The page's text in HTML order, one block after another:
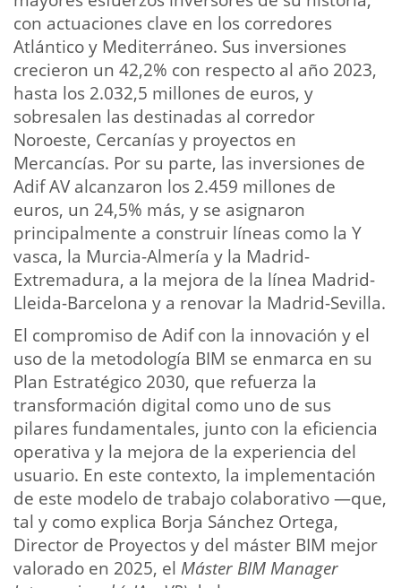
con actuaciones clave en los corredores
Atlántico y Mediterráneo. Sus inversiones
crecieron un 42,2% con respecto al año 2023,
hasta los 2.032,5 millones de euros, y
sobresalen las destinadas al corredor
Noroeste, Cercanías y proyectos en
Mercancías. Por su parte, las inversiones de
Adif AV alcanzaron los 2.459 millones de
euros, un 24,5% más, y se asignaron
principalmente a construir líneas como la Y
vasca, la Murcia-Almería y la Madrid-
Extremadura, a la mejora de la línea Madrid-
Lleida-Barcelona y a renovar la Madrid-Sevilla.
El compromiso de Adif con la innovación y el
uso de la metodología BIM se enmarca en su
Plan Estratégico 2030, que refuerza la
transformación digital como uno de sus
pilares fundamentales, junto con la eficiencia
operativa y la mejora de la experiencia del
usuario. En este contexto, la implementación
de este modelo de trabajo colaborativo —que,
tal y como explica Borja Sánchez Ortega,
Director de Proyectos y del máster BIM mejor
valorado en 2025, el Máster BIM Manager